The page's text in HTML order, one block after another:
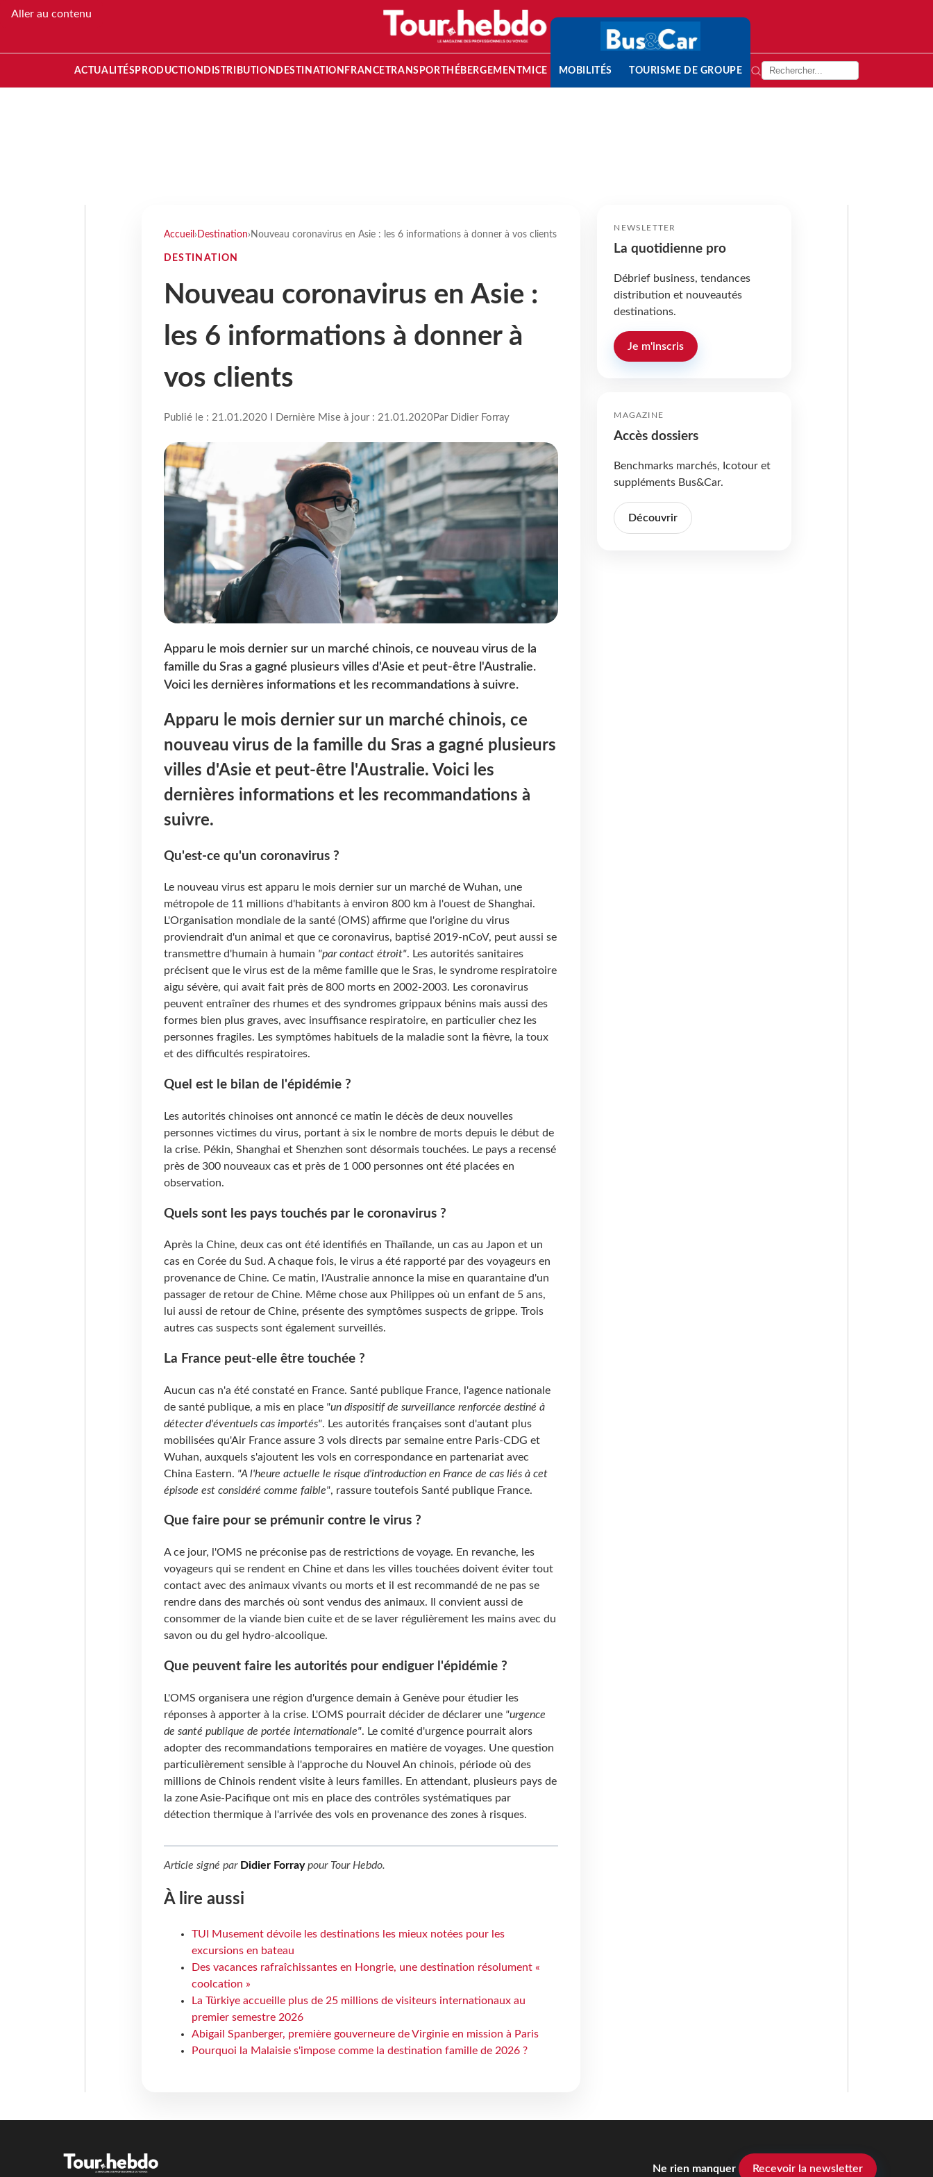
Aller au contenu
ACTUALITÉS PRODUCTION DISTRIBUTION DESTINATION FRANCETRANSPORT HÉBERGEMENTMICE MOBILITÉS TOURISME DE GROUPE
Accueil › Destination› Nouveau coronavirus en Asie : les 6 informations à donner à vos clients
DESTINATION
Nouveau coronavirus en Asie :
les 6 informations à donner à
vos clients
Publié le : 21.01.2020 I Dernière Mise à jour : 21.01.2020Par Didier Forray
Apparu le mois dernier sur un marché chinois, ce nouveau virus de la
famille du Sras a gagné plusieurs villes d'Asie et peut-être l'Australie.
Voici les dernières informations et les recommandations à suivre.
Apparu le mois dernier sur un marché chinois, ce
nouveau virus de la famille du Sras a gagné plusieurs
villes d'Asie et peut-être l'Australie. Voici les
dernières informations et les recommandations à
suivre.
Qu'est-ce qu'un coronavirus ?
Le nouveau virus est apparu le mois dernier sur un marché de Wuhan, une
métropole de 11 millions d'habitants à environ 800 km à l'ouest de Shanghai.
L'Organisation mondiale de la santé (OMS) affirme que l'origine du virus
proviendrait d'un animal et que ce coronavirus, baptisé 2019-nCoV, peut aussi se
transmettre d'humain à humain "par contact étroit". Les autorités sanitaires
précisent que le virus est de la même famille que le Sras, le syndrome respiratoire
aigu sévère, qui avait fait près de 800 morts en 2002-2003. Les coronavirus
peuvent entraîner des rhumes et des syndromes grippaux bénins mais aussi des
formes bien plus graves, avec insuffisance respiratoire, en particulier chez les
personnes fragiles. Les symptômes habituels de la maladie sont la fièvre, la toux
et des difficultés respiratoires.
Quel est le bilan de l'épidémie ?
Les autorités chinoises ont annoncé ce matin le décès de deux nouvelles
personnes victimes du virus, portant à six le nombre de morts depuis le début de
la crise. Pékin, Shanghai et Shenzhen sont désormais touchées. Le pays a recensé
près de 300 nouveaux cas et près de 1 000 personnes ont été placées en
observation.
Quels sont les pays touchés par le coronavirus ?
Après la Chine, deux cas ont été identifiés en Thaïlande, un cas au Japon et un
cas en Corée du Sud. A chaque fois, le virus a été rapporté par des voyageurs en
provenance de Chine. Ce matin, l'Australie annonce la mise en quarantaine d'un
passager de retour de Chine. Même chose aux Philippes où un enfant de 5 ans,
lui aussi de retour de Chine, présente des symptômes suspects de grippe. Trois
autres cas suspects sont également surveillés.
La France peut-elle être touchée ?
Aucun cas n'a été constaté en France. Santé publique France, l'agence nationale
de santé publique, a mis en place "un dispositif de surveillance renforcée destiné à
détecter d'éventuels cas importés". Les autorités françaises sont d'autant plus
mobilisées qu'Air France assure 3 vols directs par semaine entre Paris-CDG et
Wuhan, auxquels s'ajoutent les vols en correspondance en partenariat avec
China Eastern. "A l'heure actuelle le risque d'introduction en France de cas liés à cet
épisode est considéré comme faible", rassure toutefois Santé publique France.
Que faire pour se prémunir contre le virus ?
A ce jour, l'OMS ne préconise pas de restrictions de voyage. En revanche, les
voyageurs qui se rendent en Chine et dans les villes touchées doivent éviter tout
contact avec des animaux vivants ou morts et il est recommandé de ne pas se
rendre dans des marchés où sont vendus des animaux. Il convient aussi de
consommer de la viande bien cuite et de se laver régulièrement les mains avec du
savon ou du gel hydro-alcoolique.
Que peuvent faire les autorités pour endiguer l'épidémie ?
L'OMS organisera une région d'urgence demain à Genève pour étudier les
réponses à apporter à la crise. L'OMS pourrait décider de déclarer une "urgence
de santé publique de portée internationale". Le comité d'urgence pourrait alors
adopter des recommandations temporaires en matière de voyages. Une question
particulièrement sensible à l'approche du Nouvel An chinois, période où des
millions de Chinois rendent visite à leurs familles. En attendant, plusieurs pays de
la zone Asie-Pacifique ont mis en place des contrôles systématiques par
détection thermique à l'arrivée des vols en provenance des zones à risques.
Article signé par Didier Forraypour Tour Hebdo.
À lire aussi
TUI Musement dévoile les destinations les mieux notées pour les
excursions en bateau
Des vacances rafraîchissantes en Hongrie, une destination résolument «
coolcation »
La Türkiye accueille plus de 25 millions de visiteurs internationaux au
premier semestre 2026
Abigail Spanberger, première gouverneure de Virginie en mission à Paris
Pourquoi la Malaisie s'impose comme la destination famille de 2026 ?
NEWSLETTER
La quotidienne pro
Débrief business, tendances
distribution et nouveautés
destinations.
Je m'inscris
MAGAZINE
Accès dossiers
Benchmarks marchés, Icotour et
suppléments Bus&Car.
Découvrir
Ne rien manquer Recevoir la newsletter